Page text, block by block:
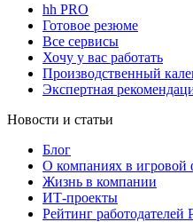
hh PRO
Готовое резюме
Все сервисы
Хочу у вас работать
Производственный
Экспертная
Новости и статьи
Блог
О компаниях в игровой
Жизнь в компании
ИТ-проекты
Рейтинг работодателей